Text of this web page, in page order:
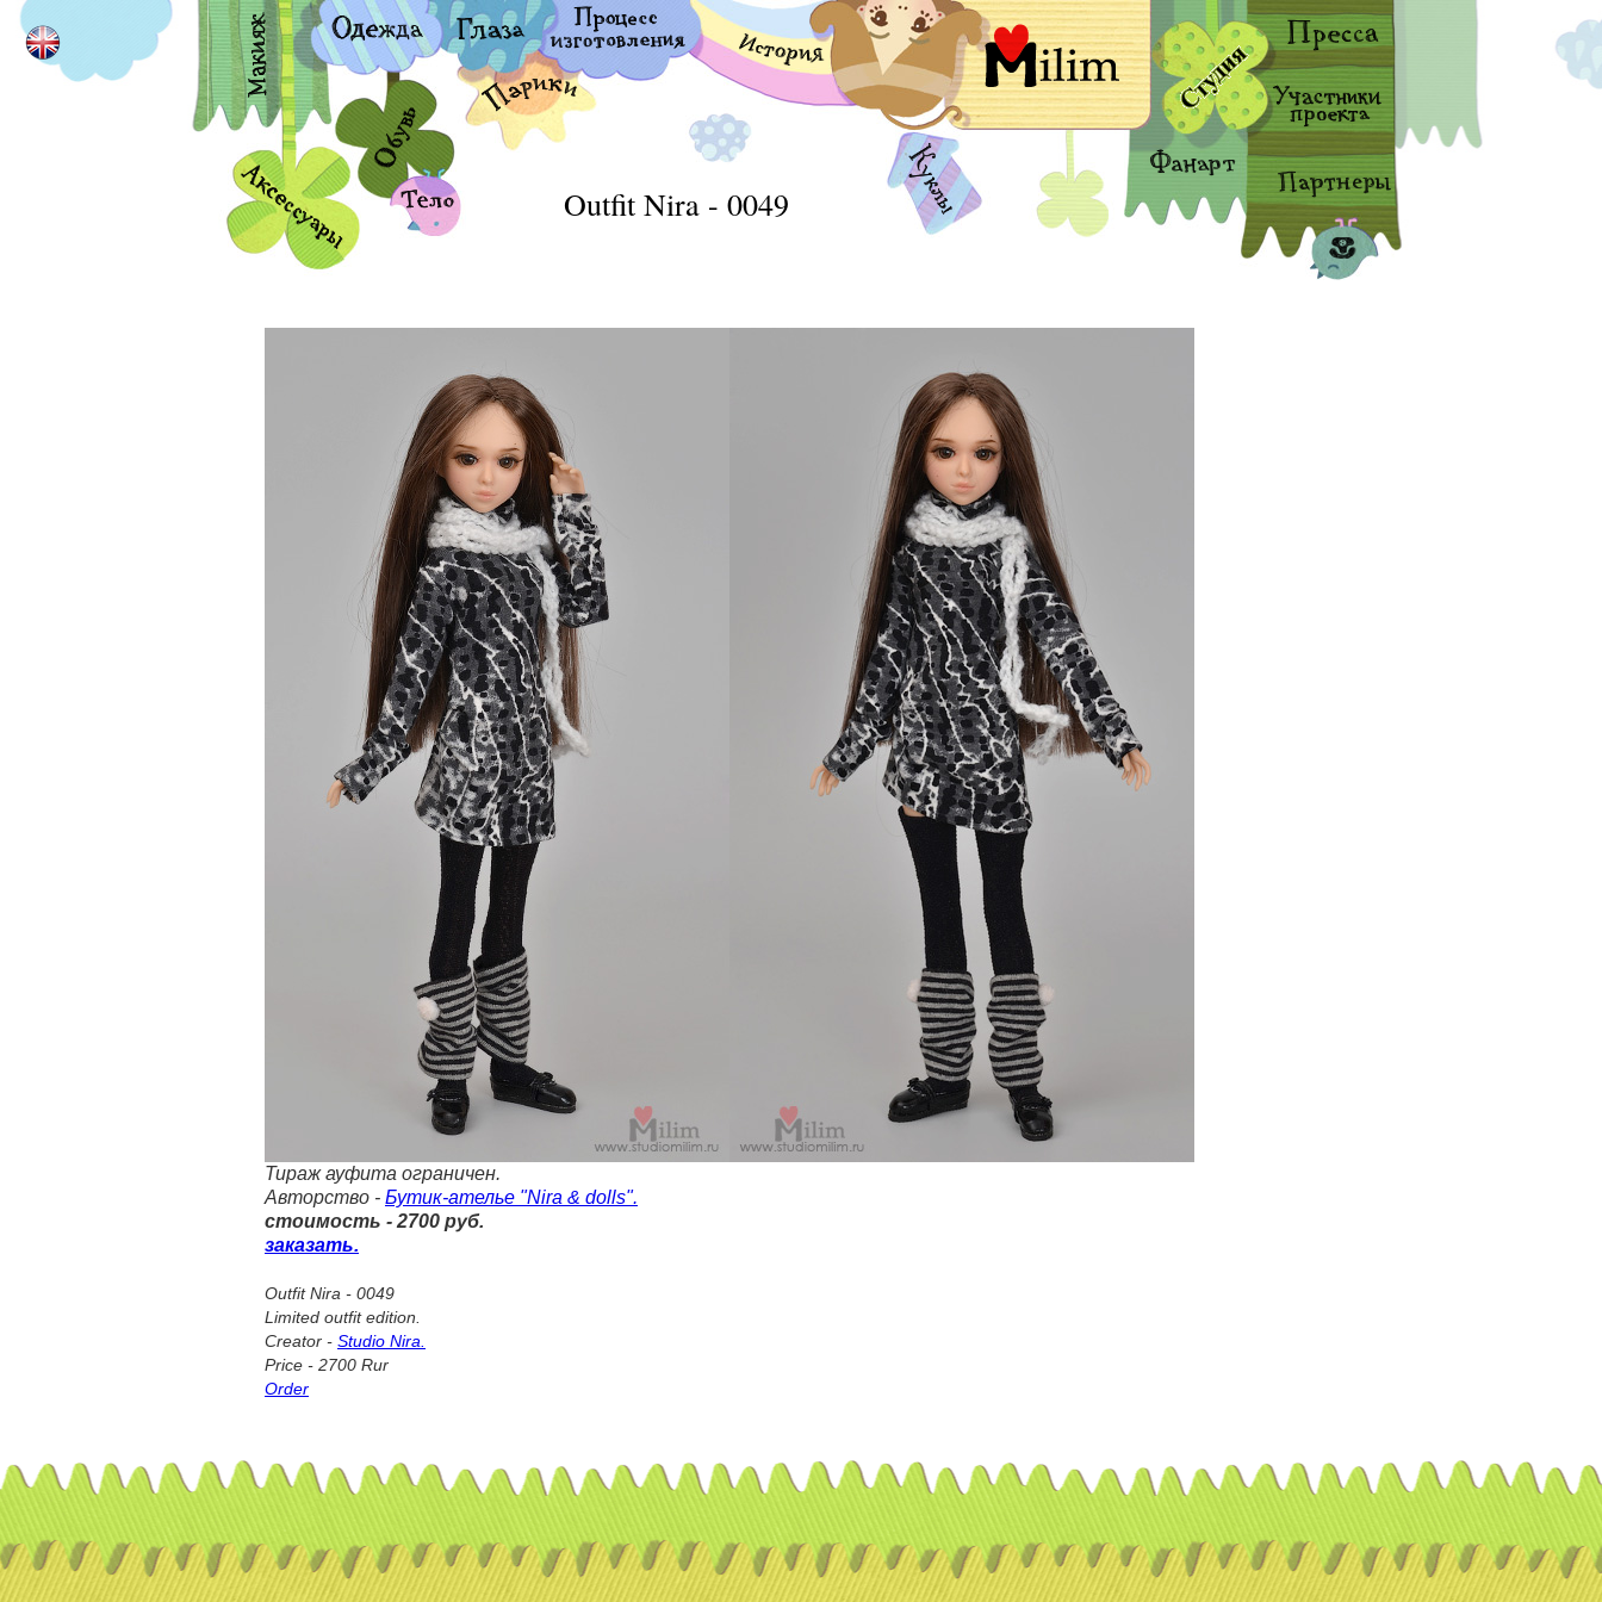
Outfit Nira - 0049
Тираж ауфита ограничен.
Авторство - Бутик-ателье "Nira & dolls".
стоимость - 2700 руб.
заказать.
Outfit Nira - 0049
Limited outfit edition.
Creator - Studio Nira.
Price - 2700 Rur
Order